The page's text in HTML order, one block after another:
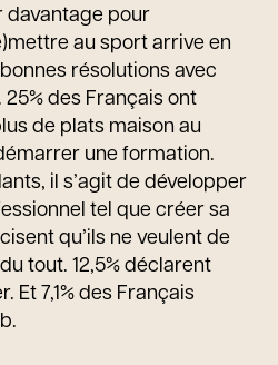
davantage pour
au sport arrive en
résolutions avec
des Français ont
de plats maison au
une formation.
il s’agit de développer
tel que créer sa
qu’ils ne veulent de
tout. 12,5% déclarent
Et 7,1% des Français